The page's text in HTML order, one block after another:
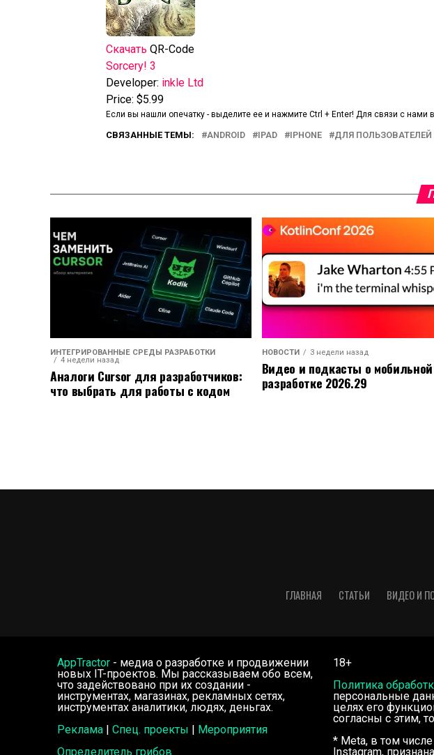
Скачать QR-Code
Sorcery! 3
Developer: inkle Ltd
Price: $5.99
Если вы нашли опечатку - выделите ее и нажмите Ctrl + Enter! Для связи с нами
СВЯЗАННЫЕ ТЕМЫ: ANDROID IPAD IPHONE ДЛЯ ПОЛЬЗОВАТЕЛЕЙ
ИНТЕГРИРОВАННЫЕ СРЕДЫ РАЗРАБОТКИ
4 недели назад
Аналоги Cursor для разработчиков:
что выбрать для работы с кодом
НОВОСТИ 3 недели назад
Видео и подкасты о мобильной
разработке 2026.29
ГЛАВНАЯ СТАТЬИ ВИДЕО И
AppTractor - медиа о разработке и продвижении
новых IT-проектов. Мы рассказываем обо всем,
что задействовано при их создании -
инструментах, магазинах, рекламных сетях,
инструментах аналитики, людях, деньгах.
Реклама | Спец. проекты | Мероприятия
Определитель грибов
18+
Политика
персональные
целях его
согласны с этим,
* Meta, в том
Instagram,